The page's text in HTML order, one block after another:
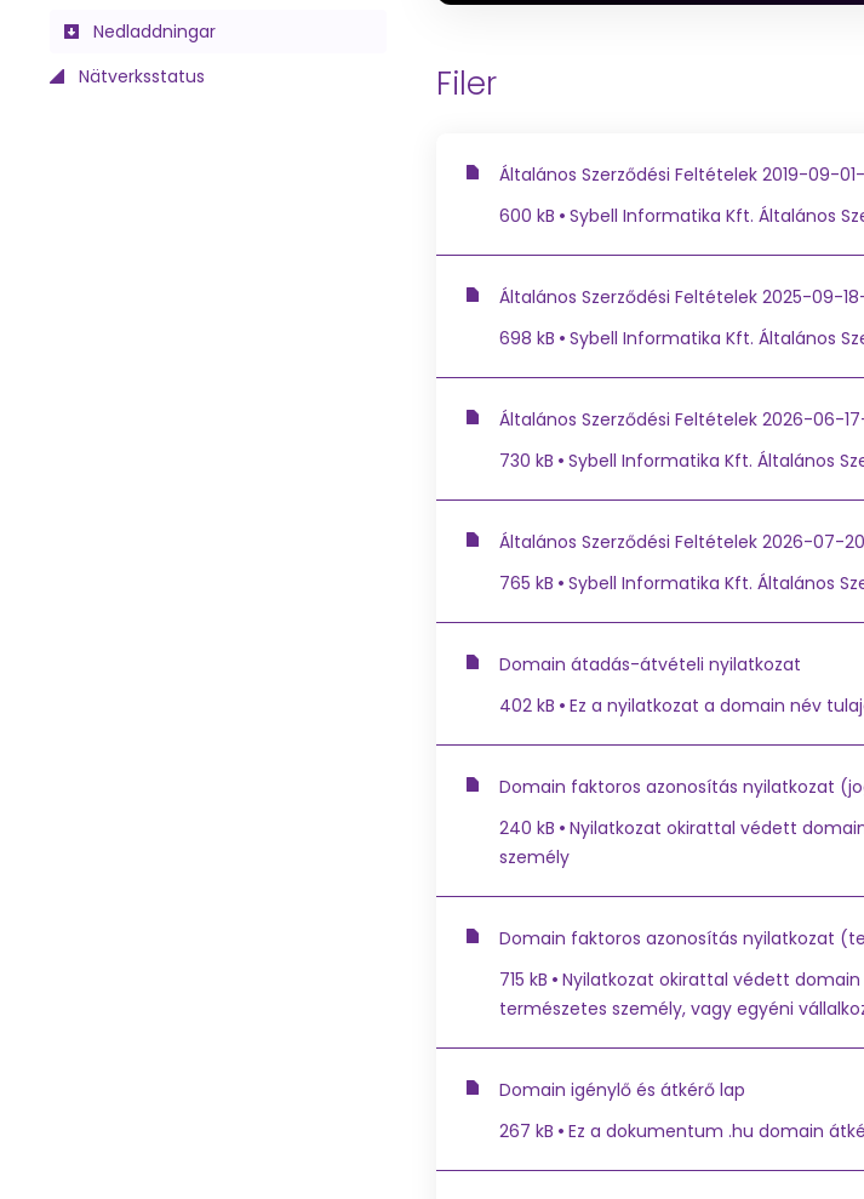
Nedladdningar
Nätverksstatus
Filer
Általános Szerződési Feltételek 2019-09-
600 kB
Sybell Informatika Kft. Általános
Általános Szerződési Feltételek 2025-09-
698 kB
Sybell Informatika Kft. Általános
Általános Szerződési Feltételek 2026-06-
730 kB
Sybell Informatika Kft. Általános
Általános Szerződési Feltételek 2026-07-
765 kB
Sybell Informatika Kft. Általános
Domain átadás-átvételi nyilatkozat
402 kB
Ez a nyilatkozat a domain név
Domain faktoros azonosítás nyilatkozat
240 kB
Nyilatkozat okirattal védett
személy
Domain faktoros azonosítás nyilatkozat
715 kB
Nyilatkozat okirattal védett
természetes személy, vagy egyéni
Domain igénylő és átkérő lap
267 kB
Ez a dokumentum .hu domain